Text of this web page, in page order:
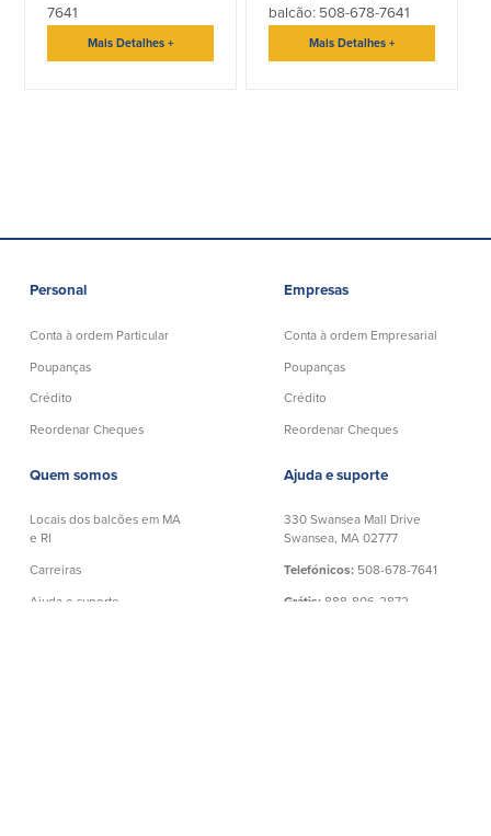
7641
Mais Detalhes+
balcão: 508-678-7641
Mais Detalhes +
Personal
Conta à ordem Particular
Poupanças
Crédito
Reordenar Cheques
Empresas
Conta à ordem Empresarial
Poupanças
Crédito
Reordenar Cheques
Quem somos
Locais dos balcões em MA
e RI
Carreiras
Ajuda e suporte
Ajuda e suporte
330 Swansea Mall Drive
Swansea, MA 02777
Telefónicos: 508-678-7641
Grátis: 888-806-2872